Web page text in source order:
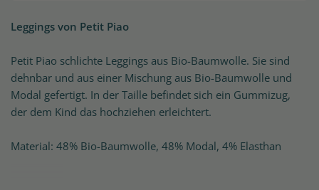
Leggings von Petit Piao
Petit Piao schlichte Leggings aus Bio-Baumwolle. Sie sind
dehnbar und aus einer Mischung aus Bio-Baumwolle und
Modal gefertigt. In der Taille befindet sich ein Gummizug,
der dem Kind das hochziehen erleichtert.
Material: 48% Bio-Baumwolle, 48% Modal, 4% Elasthan